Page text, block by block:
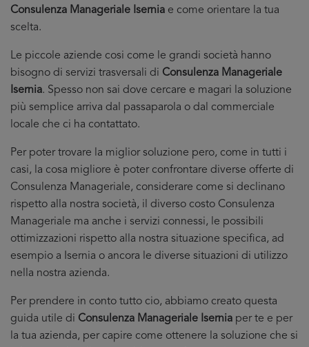
Consulenza Manageriale Isernia e come orientare la tua
scelta.
Le piccole aziende cosi come le grandi società hanno
bisogno di servizi trasversali di Consulenza Manageriale
Isernia. Spesso non sai dove cercare e magari la soluzione
più semplice arriva dal passaparola o dal commerciale
locale che ci ha contattato.
Per poter trovare la miglior soluzione pero, come in tutti i
casi, la cosa migliore è poter confrontare diverse offerte di
Consulenza Manageriale, considerare come si declinano
rispetto alla nostra società, il diverso costo Consulenza
Manageriale ma anche i servizi connessi, le possibili
ottimizzazioni rispetto alla nostra situazione specifica, ad
esempio a Isernia o ancora le diverse situazioni di utilizzo
nella nostra azienda.
Per prendere in conto tutto cio, abbiamo creato questa
guida utile di Consulenza Manageriale Isernia per te e per
la tua azienda, per capire come ottenere la soluzione che si